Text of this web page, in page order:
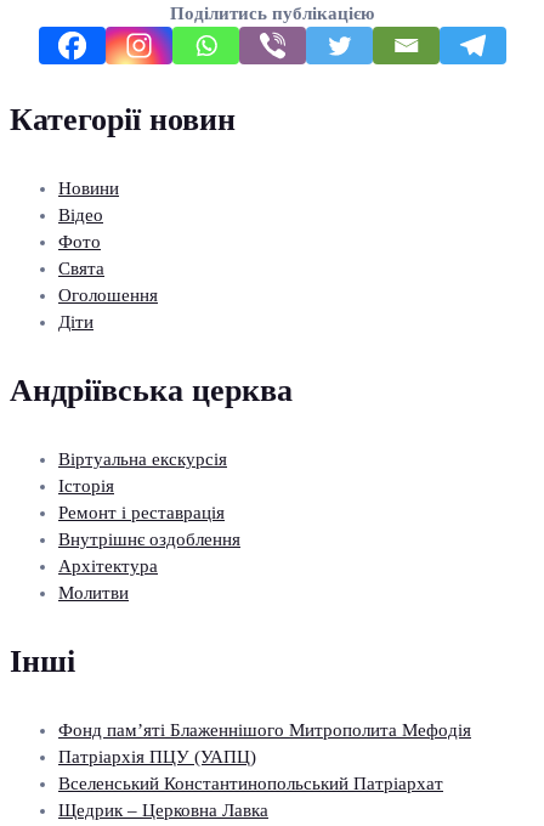
Поділитись публікацією
Категорії новин
Новини
Відео
Фото
Свята
Оголошення
Діти
Андріївська церква
Віртуальна екскурсія
Історія
Ремонт і реставрація
Внутрішнє оздоблення
Архітектура
Молитви
Інші
Фонд пам’яті Блаженнішого Митрополита Мефодія
Патріархія ПЦУ (УАПЦ)
Вселенський Константинопольський Патріархат
Щедрик – Церковна Лавка